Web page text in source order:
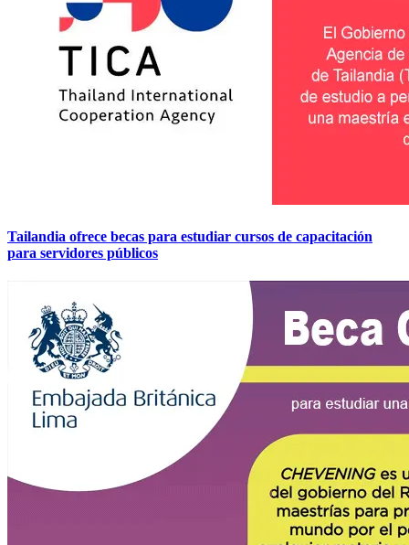
Tailandia ofrece becas para estudiar cursos de capacitación
para servidores públicos